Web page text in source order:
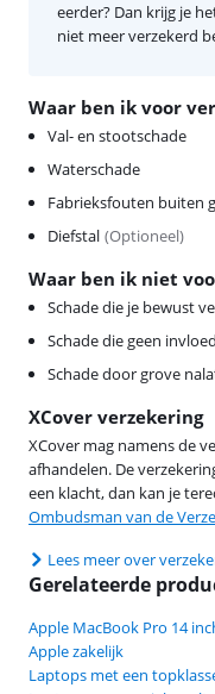
Waar ben ik voor
Val- en stootschade
Waterschade
Fabrieksfouten buiten
Diefstal (Optioneel)
Waar ben ik niet
Schade die je bewust
Schade die geen
Schade door grove
XCover verzekering
XCover mag namens de
afhandelen. De
een klacht, dan kan je
Ombudsman van de
Lees meer over
eerder? Dan krijg je
niet meer verzekerd
Gerelateerde
Apple MacBook Pro 14
Apple zakelijk
Laptops met een